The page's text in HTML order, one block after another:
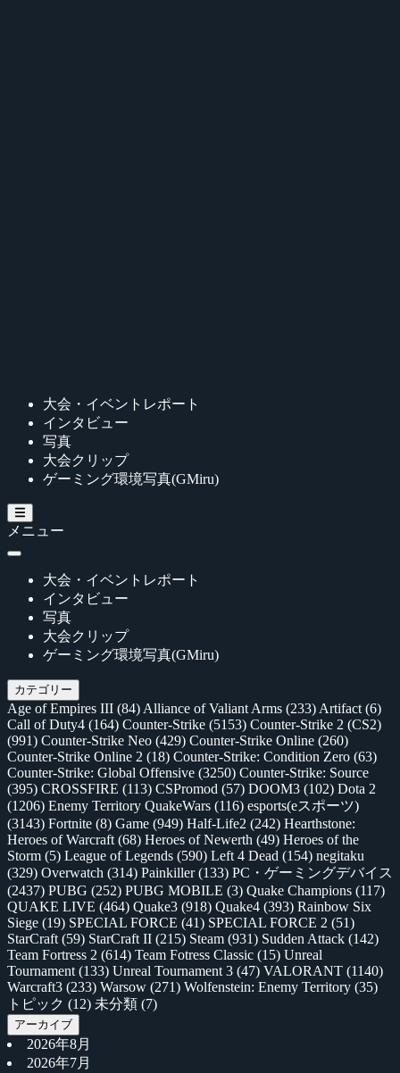
大会・イベントレポート
インタビュー
写真
大会クリップ
ゲーミング環境写真(GMiru)
メニュー
大会・イベントレポート
インタビュー
写真
大会クリップ
ゲーミング環境写真(GMiru)
カテゴリー
Age of Empires III (84) Alliance of Valiant Arms (233) Artifact (6)
Call of Duty4 (164) Counter-Strike (5153) Counter-Strike 2 (CS2)
(991) Counter-Strike Neo (429) Counter-Strike Online (260)
Counter-Strike Online 2 (18) Counter-Strike: Condition Zero (63)
Counter-Strike: Global Offensive (3250) Counter-Strike: Source
(395) CROSSFIRE (113) CSPromod (57) DOOM3 (102) Dota 2
(1206) Enemy Territory QuakeWars (116) esports(eスポーツ)
(3143) Fortnite (8) Game (949) Half-Life2 (242) Hearthstone:
Heroes of Warcraft (68) Heroes of Newerth (49) Heroes of the
Storm (5) League of Legends (590) Left 4 Dead (154) negitaku
(329) Overwatch (314) Painkiller(133) PC・ゲーミングデバイス
(2437) PUBG (252) PUBG MOBILE (3) Quake Champions (117)
QUAKE LIVE (464) Quake3 (918) Quake4 (393) Rainbow Six
Siege (19) SPECIAL FORCE (41) SPECIAL FORCE 2 (51)
StarCraft (59) StarCraft II (215) Steam (931) Sudden Attack (142)
Team Fortress 2 (614) Team Fotress Classic (15) Unreal
Tournament (133) Unreal Tournament 3 (47) VALORANT (1140)
Warcraft3 (233) Warsow (271) Wolfenstein: Enemy Territory (35)
トピック (12) 未分類 (7)
アーカイブ
2026年8月
2026年7月